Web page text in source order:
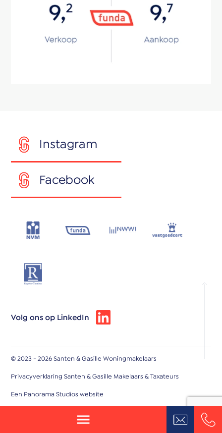
Instagram
Facebook
Volg ons op LinkedIn
© 2023 - 2026 Santen & Gasille Woningmakelaars
Privacyverklaring Santen & Gasille Makelaars & Taxateurs
Een Panorama Studios website